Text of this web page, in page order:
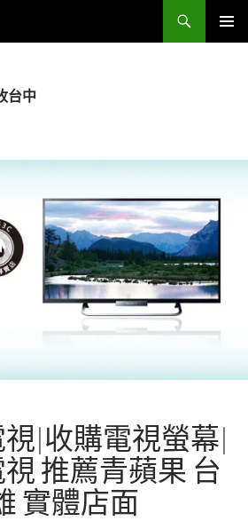
台中
|收購電視螢幕|
推薦青蘋果 台
實體店面